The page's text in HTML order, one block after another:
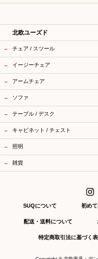
北欧ユーズド
チェア / スツール
イージーチェア
アームチェア
ソファ
テーブル / デスク
キャビネット / チェスト
照明
雑貨
SUQについて 初め
配送・送料について
特定商取引法に基づく